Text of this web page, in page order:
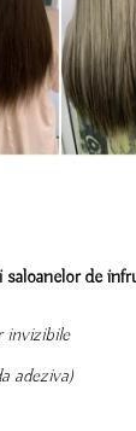
de
invizibile
adeziva)